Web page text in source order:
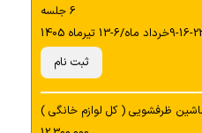
جلوگیری از آسیب به برد
6 جلسه
ماه/6-13 تیرماه 1405
ثبت نام
ظرفشویی ( کل لوازم خانگی )